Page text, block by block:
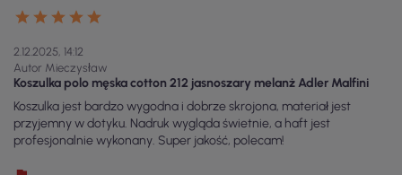
2.12.2025, 14:12
Autor Mieczysław
Koszulka polo męska cotton 212 jasnoszary melanż Adler Malfini
Koszulka jest bardzo wygodna i dobrze skrojona, materiał jest
przyjemny w dotyku. Nadruk wygląda świetnie, a haft jest
profesjonalnie wykonany. Super jakość, polecam!